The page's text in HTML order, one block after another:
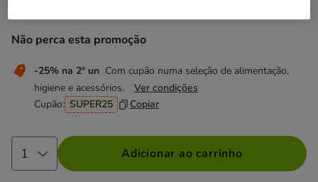
Não perca esta promoção
-25% na 2ª un Com cupão numa seleção de alimentação,
higiene e acessórios.
Ver condições
Cupão: SUPER25 Copiar
Adicionar ao carrinho